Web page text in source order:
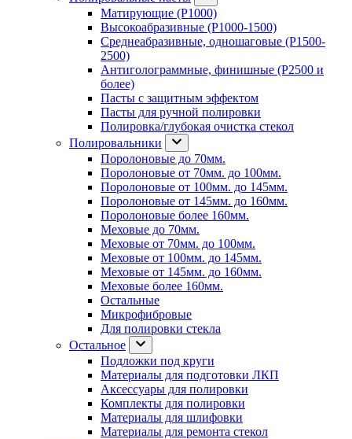
Матирующие (P1000)
Высокоабразивные (P1000-1500)
Среднеабразивные, одношаговые (P1500-
2500)
Антиголограммные, финишные (P2500 и
более)
Пасты с защитным эффектом
Пасты для ручной полировки
Полировка/глубокая очистка стекол
Полировальники
Поролоновые до 70мм.
Поролоновые от 70мм. до 100мм.
Поролоновые от 100мм. до 145мм.
Поролоновые от 145мм. до 160мм.
Поролоновые более 160мм.
Меховые до 70мм.
Меховые от 70мм. до 100мм.
Меховые от 100мм. до 145мм.
Меховые от 145мм. до 160мм.
Меховые более 160мм.
Остальные
Микрофибровые
Для полировки стекла
Остальное
Подложки под круги
Материалы для подготовки ЛКП
Аксессуары для полировки
Комплекты для полировки
Материалы для шлифовки
Материалы для ремонта стекол